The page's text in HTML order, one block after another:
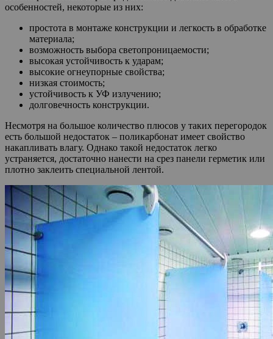
особенностей, некоторые из них:
простота в монтаже конструкции и легкость в обработке
материала;
возможность выбора светопроницаемости;
высокая устойчивость к ударам;
высокие огнеупорные свойства;
низкая стоимость;
устойчивость к УФ излучению;
долговечность конструкции.
Несмотря на большое количество плюсов у таких перегородок
есть большой недостаток – поликарбонат имеет свойство
накапливать влагу. Однако такой недостаток легко
устраняется, достаточно нанести на срез панели герметик или
плотно заклеить специальной лентой.